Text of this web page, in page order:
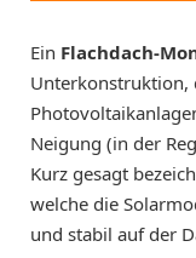
Ein Flachdach-
Unterkonstruktion,
Neigung (in der
Kurz gesagt
welche die
und stabil auf der